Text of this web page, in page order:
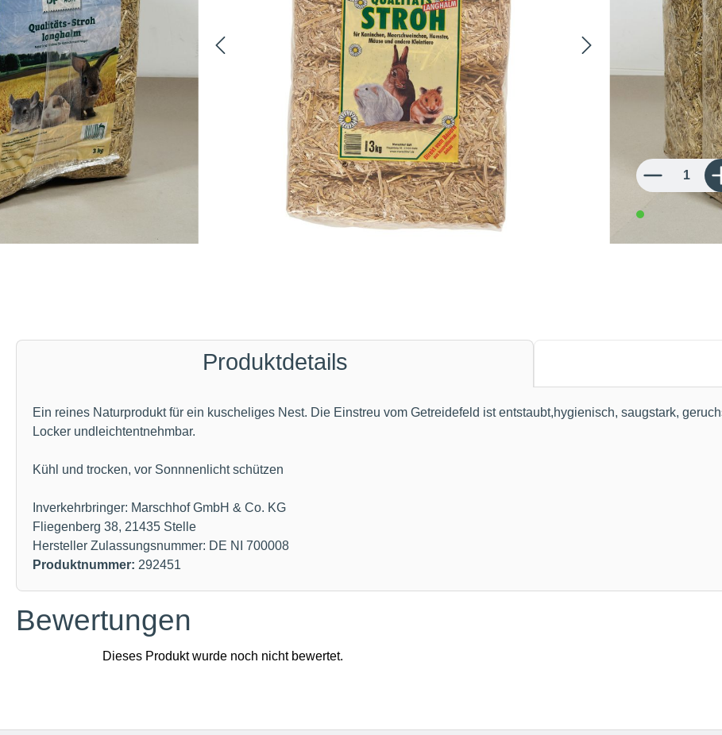
9,79 €
3,26 € / 1 kg
inkl. MwSt.
Produkt Anzahl:
in 3-5
Produktdetails
Ein reines Naturprodukt für ein kuscheliges Nest. Die Einstreu vom Getreidefeld ist entstaubt,hygienisch, saugstark,
Locker undleichtentnehmbar.
Kühl und trocken, vor Sonnnenlicht schützen
Inverkehrbringer: Marschhof GmbH & Co. KG
Fliegenberg 38, 21435 Stelle
Hersteller Zulassungsnummer: DE NI 700008
Produktnummer: 292451
Bewertungen